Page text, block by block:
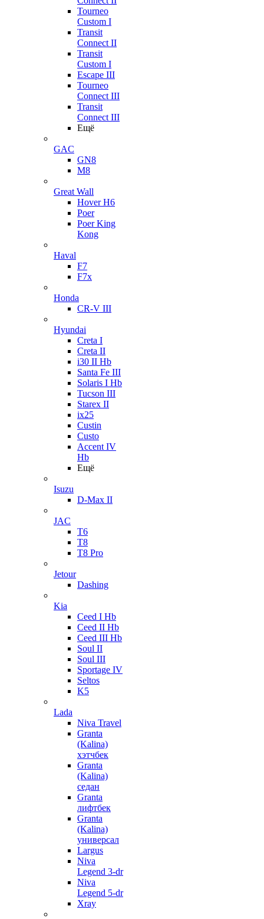
Tourneo
Custom I
Transit
Connect II
Transit
Custom I
Escape III
Tourneo
Connect III
Transit
Connect III
Ещё
GAC
GN8
M8
Great Wall
Hover H6
Poer
Poer King
Kong
Haval
F7
F7x
Honda
CR-V III
Hyundai
Creta I
Creta II
i30 II Hb
Santa Fe III
Solaris I Hb
Tucson III
Starex II
ix25
Custin
Custo
Accent IV
Hb
Ещё
Isuzu
D-Max II
JAC
T6
T8
T8 Pro
Jetour
Dashing
Kia
Ceed I Hb
Ceed II Hb
Ceed III Hb
Soul II
Soul III
Sportage IV
Seltos
K5
Lada
Niva Travel
Granta
(Kalina)
хэтчбек
Granta
(Kalina)
седан
Granta
лифтбек
Granta
(Kalina)
универсал
Largus
Niva
Legend 3-dr
Niva
Legend 5-dr
Xray